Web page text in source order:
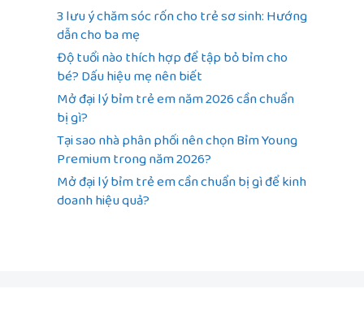
3 lưu ý chăm sóc rốn cho trẻ sơ sinh: Hướng
dẫn cho ba mẹ
Độ tuổi nào thích hợp để tập bỏ bỉm cho
bé? Dấu hiệu mẹ nên biết
Mở đại lý bỉm trẻ em năm 2026 cần chuẩn
bị gì?
Tại sao nhà phân phối nên chọn Bỉm Young
Premium trong năm 2026?
Mở đại lý bỉm trẻ em cần chuẩn bị gì để kinh
doanh hiệu quả?